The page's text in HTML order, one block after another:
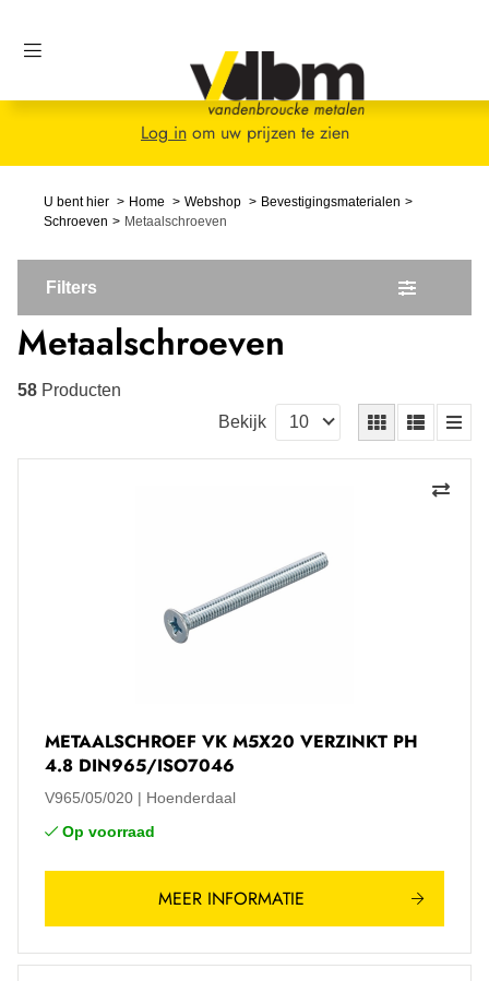
Log inom uw prijzen te zien
U bent hier Home Webshop
Bevestigingsmaterialen
Schroeven
Metaalschroeven
Filters
Metaalschroeven
58 Producten
Bekijk
METAALSCHROEF VK M5X20 VERZINKT PH
4.8 DIN965/ISO7046
V965/05/020
Hoenderdaal
Op voorraad
MEER INFORMATIE